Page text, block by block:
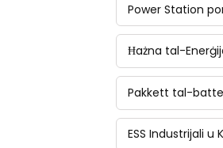
Power Station
Ħażna tal-
Pakkett tal-
ESS Industrijali u